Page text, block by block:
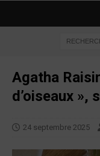
Agatha
d’oiseaux »,
24 septembre 2025